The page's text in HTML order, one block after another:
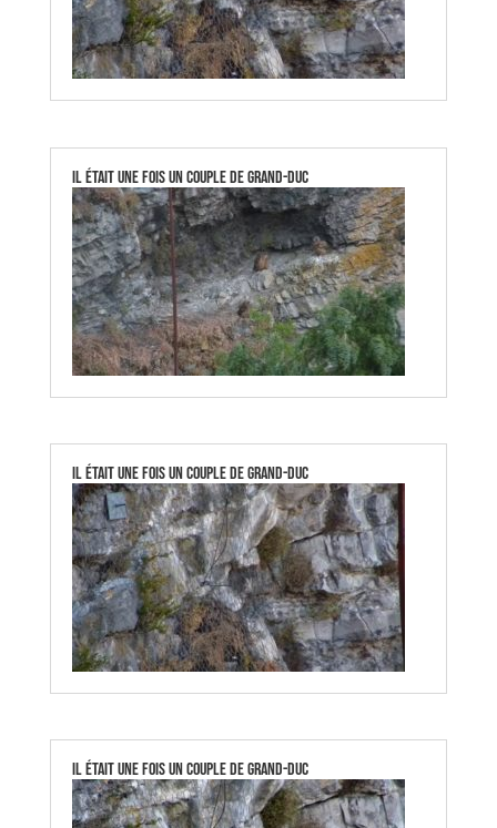
Il était une fois un couple de Grand-Duc
Il était une fois un couple de Grand-Duc
Il était une fois un couple de Grand-Duc